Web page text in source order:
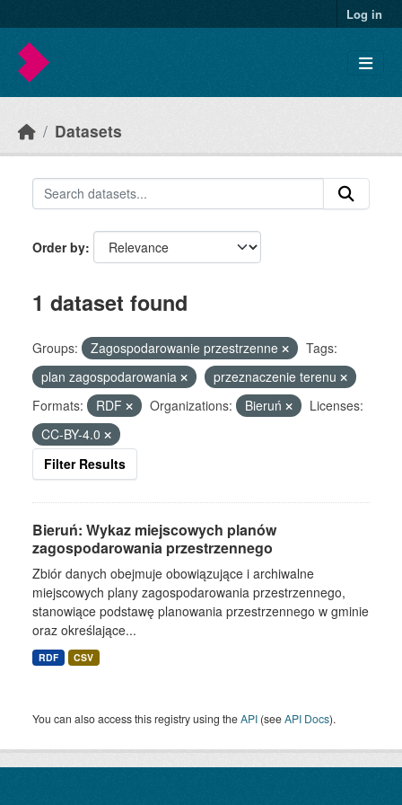
Log in
Datasets
Order by
1 dataset found
Groups: Zagospodarowanie przestrzenne
Tags:
plan zagospodarowania
przeznaczenie terenu
Formats:
RDF Organizations: Bieruń
Licenses:
CC-BY-4.0
Filter Results
Bieruń: Wykaz miejscowych planów
zagospodarowania przestrzennego
Zbiór danych obejmuje obowiązujące i archiwalne
miejscowych plany zagospodarowania przestrzennego,
stanowiące podstawę planowania przestrzennego w gminie
oraz określające...
RDF CSV
You can also access this registry using theAPI (seeAPI Docs).